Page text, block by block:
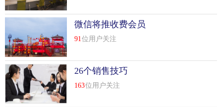
微信将推收费会员
91 位用户关注
26个销售技巧
163位用户关注